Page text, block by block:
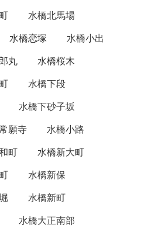
水橋北馬場
水橋恋塚
水橋小出
丸
水橋桜木
水橋下段
水橋下砂子坂
願寺
水橋小路
町
水橋新大町
水橋新保
水橋新町
水橋大正南部